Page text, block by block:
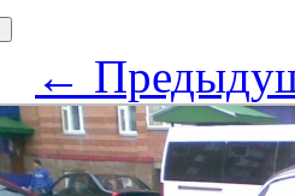
←